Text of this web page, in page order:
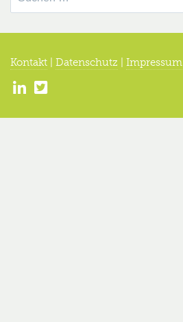
nach:
Kontakt Datenschutz Impressum